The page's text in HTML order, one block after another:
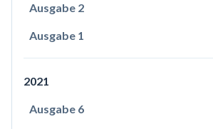
Ausgabe 2
Ausgabe 1
2021
Ausgabe 6